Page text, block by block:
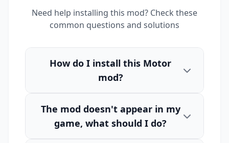
Need help installing this mod? Check these
common questions and solutions
How do I install this Motor
mod?
The mod doesn't appear in my
game, what should I do?